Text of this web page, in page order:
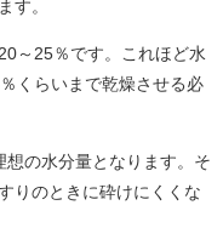
す。
～25％です。これほど水
くらいまで乾燥させる必
の水分量となります。そ
りのときに砕けにくくな